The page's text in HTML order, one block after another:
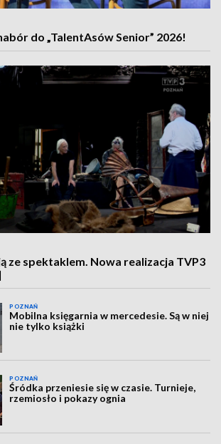
do „TalentAsów Senior” 2026!
ze spektaklem. Nowa realizacja TVP3
POZNAŃ
Mobilna księgarnia w mercedesie. Są w niej
nie tylko książki
POZNAŃ
Śródka przeniesie się w czasie. Turnieje,
rzemiosło i pokazy ognia